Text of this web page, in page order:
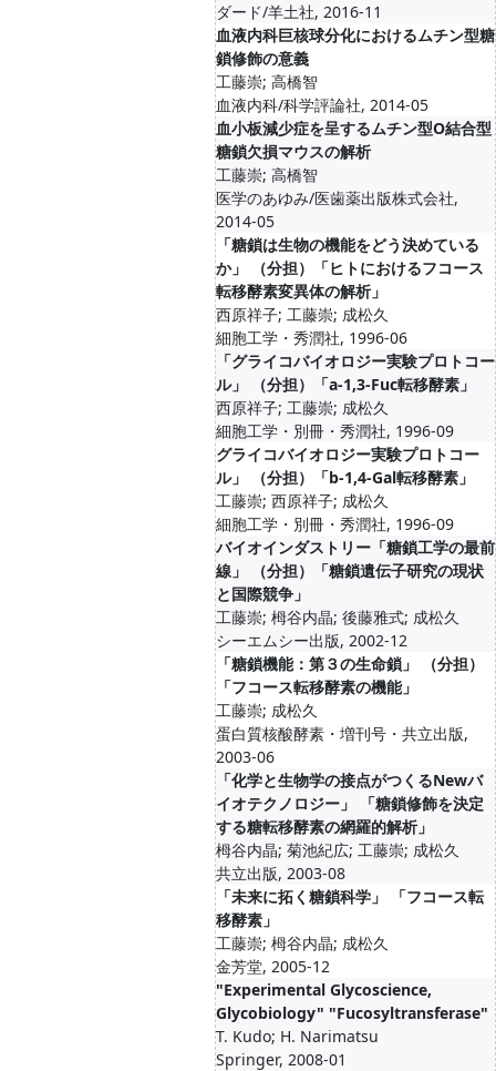
ダード/羊土社, 2016-11
血液内科巨核球分化におけるムチン型糖
鎖修飾の意義
工藤崇; 高橋智
血液内科/科学評論社, 2014-05
血小板減少症を呈するムチン型O結合型
糖鎖欠損マウスの解析
工藤崇; 高橋智
医学のあゆみ/医歯薬出版株式会社,
2014-05
「糖鎖は生物の機能をどう決めている
か」 （分担）「ヒトにおけるフコース
転移酵素変異体の解析」
西原祥子; 工藤崇; 成松久
細胞工学・秀潤社, 1996-06
「グライコバイオロジー実験プロトコー
ル」 （分担）「a-1,3-Fuc転移酵素」
西原祥子; 工藤崇; 成松久
細胞工学・別冊・秀潤社, 1996-09
グライコバイオロジー実験プロトコー
ル」 （分担）「b-1,4-Gal転移酵素」
工藤崇; 西原祥子; 成松久
細胞工学・別冊・秀潤社, 1996-09
バイオインダストリー「糖鎖工学の最前
線」 （分担）「糖鎖遺伝子研究の現状
と国際競争」
工藤崇; 栂谷内晶; 後藤雅式; 成松久
シーエムシー出版, 2002-12
「糖鎖機能：第３の生命鎖」 （分担）
「フコース転移酵素の機能」
工藤崇; 成松久
蛋白質核酸酵素・増刊号・共立出版,
2003-06
「化学と生物学の接点がつくるNewバ
イオテクノロジー」 「糖鎖修飾を決定
する糖転移酵素の網羅的解析」
栂谷内晶; 菊池紀広; 工藤崇; 成松久
共立出版, 2003-08
「未来に拓く糖鎖科学」 「フコース転
移酵素」
工藤崇; 栂谷内晶; 成松久
金芳堂, 2005-12
"Experimental Glycoscience,
Glycobiology" "Fucosyltransferase"
T. Kudo; H. Narimatsu
Springer, 2008-01